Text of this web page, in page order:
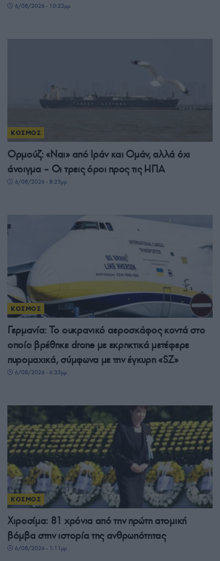
6/08/2026 - 10:22μμ
ΚΟΣΜΟΣ
Ορμούζ: «Ναι» από Ιράν και Ομάν, αλλά όχι
άνοιγμα – Οι τρεις όροι προς τις ΗΠΑ
6/08/2026 - 8:23μμ
ΚΟΣΜΟΣ
Γερμανία: Το ουκρανικό αεροσκάφος κοντά στο
οποίο βρέθηκε drone με εκρηκτικά μετέφερε
πυρομαχικά, σύμφωνα με την έγκυρη «SZ»
6/08/2026 - 6:33μμ
ΚΟΣΜΟΣ
Χιροσίμα: 81 χρόνια από την πρώτη ατομική
βόμβα στην ιστορία της ανθρωπότητας
6/08/2026 - 1:11μμ